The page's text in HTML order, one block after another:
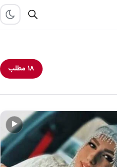
۱۸ مطلب
▶